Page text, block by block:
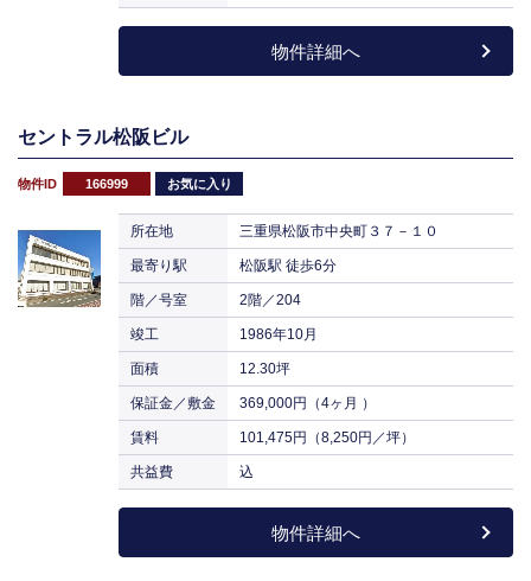
物件詳細へ
セントラル松阪ビル
物件ID 166999 お気に入り
所在地 三重県松阪市中央町３７－１０
最寄り駅 松阪駅 徒歩6分
階／号室 2階／204
竣工 1986年10月
面積 12.30坪
保証金／敷金 369,000円（4ヶ月 ）
賃料 101,475円（8,250円／坪）
共益費 込
物件詳細へ